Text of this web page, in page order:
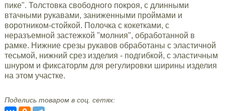
пике". Толстовка свободного покроя, с длинными
втачными рукавами, заниженными проймами и
воротником-стойкой. Полочка с кокетками, с
неразъемной застежкой "молния", обработанной в
рамке. Нижние срезы рукавов обработаны с эластичной
тесьмой, нижний срез изделия - подгибкой, с эластичным
шнуром и фиксаторлм для регулировки ширины изделия
на этом участке.
Поделись товаром в соц. сетях: